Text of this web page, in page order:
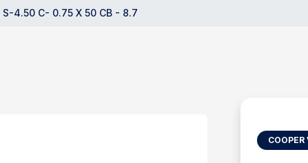
S-4.50 C- 0.75 X 50 CB - 8.7
COOPER